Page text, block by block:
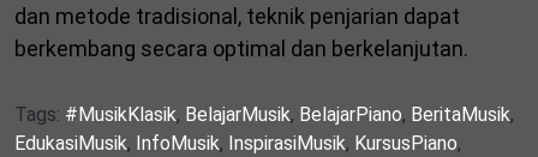
dan metode tradisional, teknik penjarian dapat
berkembang secara optimal dan berkelanjutan.
Tags: #MusikKlasik, BelajarMusik, BelajarPiano, BeritaMusik,
EdukasiMusik, InfoMusik, InspirasiMusik, KursusPiano,